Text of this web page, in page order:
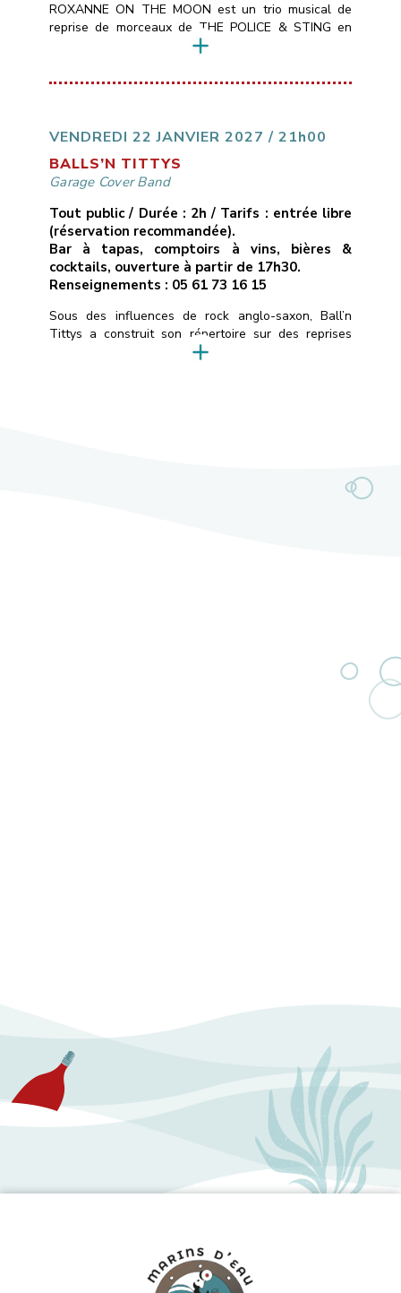
ROXANNE ON THE MOON est un trio musical de
reprise de morceaux de THE POLICE & STING en
mode chant/guitare, basse, batterie.Tous les styles
MUSIQUE DU MONDE, REGGAE, BLUES pour 2h30
15 janvier 2027
21H00 10€ avec […]
VENDREDI 22 JANVIER 2027 / 21h00
BALLS’N TITTYS
Garage Cover Band
Tout public / Durée : 2h / Tarifs : entrée libre
(réservation recommandée).
Bar à tapas, comptoirs à vins, bières &
cocktails, ouverture à partir de 17h30.
Renseignements : 05 61 73 16 15
Sous des influences de rock anglo-saxon, Ball’n
Tittys a construit son répertoire sur des reprises
atypiques, quelques classiques, des trouvailles de